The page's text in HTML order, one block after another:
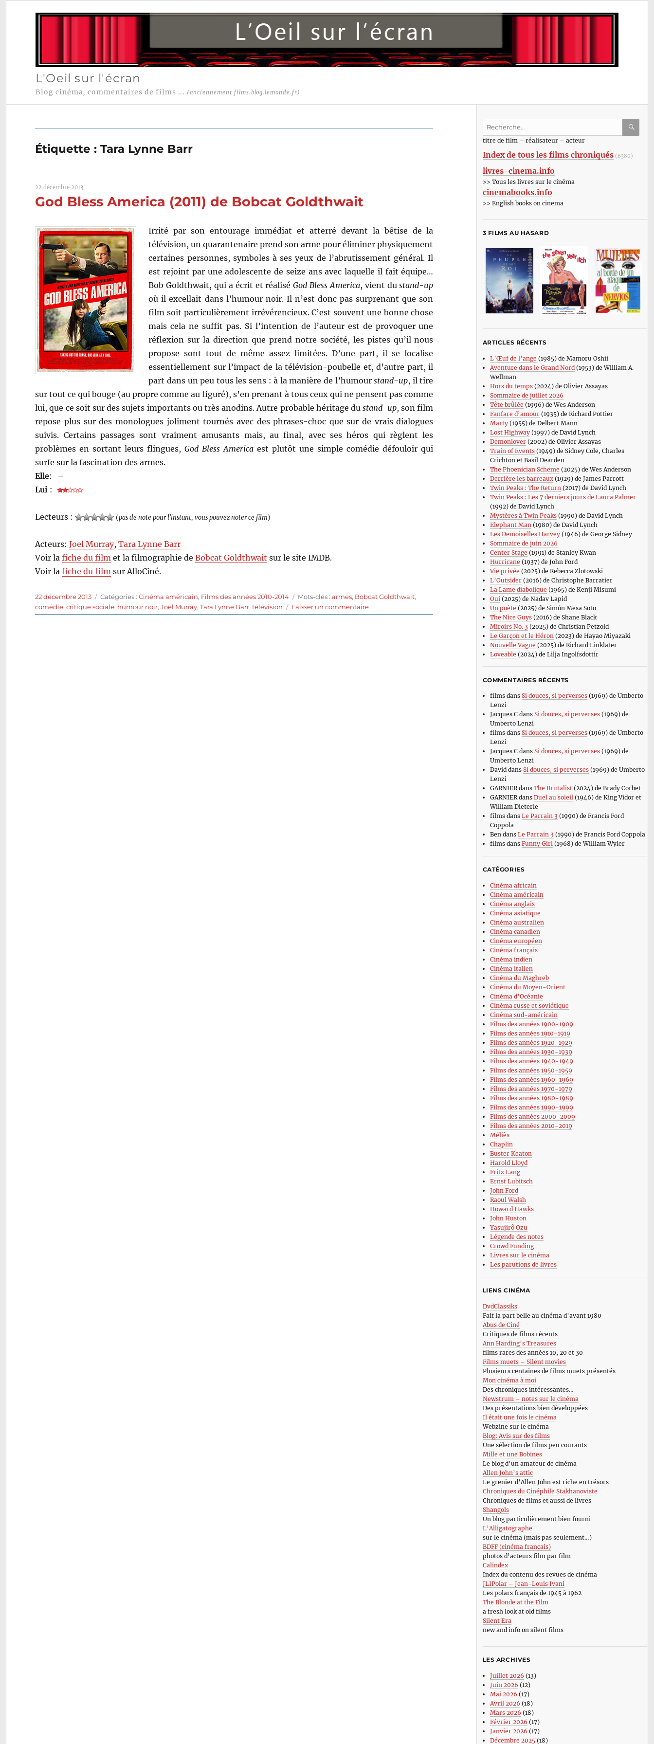
L'Oeil sur l'écran
Blog cinéma, commentaires de films ... (anciennement films.blog.lemonde.fr)
Étiquette :Tara Lynne Barr
22 décembre 2013
God Bless America (2011) de Bobcat Goldthwait
Irrité par son entourage immédiat et atterré devant la bêtise de la
télévision, un quarantenaire prend son arme pour éliminer physiquement
certaines personnes, symboles à ses yeux de l’abrutissement général. Il
est rejoint par une adolescente de seize ans avec laquelle il fait équipe…
Bob Goldthwait, qui a écrit et réaliséGod Bless America, vient dustand-up
où il excellait dans l’humour noir. Il n’est donc pas surprenant que son
film soit particulièrement irrévérencieux. C’est souvent une bonne chose
mais cela ne suffit pas. Si l’intention de l’auteur est de provoquer une
réflexion sur la direction que prend notre société, les pistes qu’il nous
propose sont tout de même assez limitées. D’une part, il se focalise
essentiellement sur l’impact de la télévision-poubelle et, d’autre part, il
part dans un peu tous les sens : à la manière de l’humourstand-up, il tire
sur tout ce qui bouge (au propre comme au figuré), s’en prenant à tous ceux qui ne pensent pas comme
lui, que ce soit sur des sujets importants ou très anodins. Autre probable héritage dustand-up, son film
repose plus sur des monologues joliment tournés avec des phrases-choc que sur de vrais dialogues
suivis. Certains passages sont vraiment amusants mais, au final, avec ses héros qui règlent les
problèmes en sortant leurs flingues,God Bless America est plutôt une simple comédie défouloir qui
surfe sur la fascination des armes.
Elle:
–
Lui :
Lecteurs : (pas de note pour l'instant, vous pouvez noter ce film)
Acteurs:Joel Murray,Tara Lynne Barr
Voir lafiche du film et la filmographie deBobcat Goldthwait sur le site IMDB.
Voir lafiche du film sur AlloCiné.
Publié
le
22 décembre 2013 Catégories
Catégories :Cinéma américain, Films des années 2010-2014 Étiquettes
Mots-clés :armes, Bobcat Goldthwait,
comédie,critique sociale, humour noir,Joel Murray,Tara Lynne Barr,télévision Laisser un commentairesur
God
Recherche
:titre de film – réalisateur – acteur
Index de tous les films chroniqués (6380)
livres-cinema.info
>> Tous les livres sur le cinéma
cinemabooks.info
>> English books on cinema
3 FILMS AU HASARD
ARTICLES RÉCENTS
L’Œuf de l’ange (1985) de Mamoru Oshii
Aventure dans le Grand Nord(1953) de William A.
Wellman
Hors du temps(2024) de Olivier Assayas
Sommaire de juillet 2026
Tête brûlée (1996) de Wes Anderson
Fanfare d’amour(1935) de Richard Pottier
Marty(1955) de Delbert Mann
Lost Highway(1997) de David Lynch
Demonlover(2002) de Olivier Assayas
Train of Events(1949) de Sidney Cole, Charles
Crichton et Basil Dearden
The Phoenician Scheme (2025) de Wes Anderson
Derrière les barreaux(1929) de James Parrott
Twin Peaks : The Return (2017) de David Lynch
Twin Peaks : Les 7 derniers jours de Laura Palmer
(1992) de David Lynch
Mystères à Twin Peaks(1990) de David Lynch
Elephant Man (1980) de David Lynch
Les Demoiselles Harvey(1946) de George Sidney
Sommaire de juin 2026
Center Stage (1991) de Stanley Kwan
Hurricane (1937) de John Ford
Vie privée (2025) de Rebecca Zlotowski
L’Outsider(2016) de Christophe Barratier
La Lame diabolique (1965) de Kenji Misumi
Oui (2025) de Nadav Lapid
Un poète (2025) de Simón Mesa Soto
The Nice Guys(2016) de Shane Black
Miroirs No. 3 (2025) de Christian Petzold
Le Garçon et le Héron (2023) de Hayao Miyazaki
Nouvelle Vague (2025) de Richard Linklater
Loveable (2024) de Lilja Ingolfsdottir
COMMENTAIRES RÉCENTS
filmsdans Si douces, si perverses(1969) de Umberto
Lenzi
Jacques Cdans Si douces, si perverses(1969) de
Umberto Lenzi
filmsdans Si douces, si perverses(1969) de Umberto
Lenzi
Jacques Cdans Si douces, si perverses(1969) de
Umberto Lenzi
Daviddans Si douces, si perverses(1969) de Umberto
Lenzi
GARNIERdans The Brutalist(2024) de Brady Corbet
GARNIERdans Duel au soleil(1946) de King Vidor et
William Dieterle
filmsdans Le Parrain 3 (1990) de Francis Ford
Coppola
Bendans Le Parrain 3 (1990) de Francis Ford Coppola
filmsdans Funny Girl(1968) de William Wyler
CATÉGORIES
Cinéma africain
Cinéma américain
Cinéma anglais
Cinéma asiatique
Cinéma australien
Cinéma canadien
Cinéma européen
Cinéma français
Cinéma indien
Cinéma italien
Cinéma du Maghreb
Cinéma du Moyen-Orient
Cinéma d’Océanie
Cinéma russe et soviétique
Cinéma sud-américain
Films des années 1900-1909
Films des années 1910-1919
Films des années 1920-1929
Films des années 1930-1939
Films des années 1940-1949
Films des années 1950-1959
Films des années 1960-1969
Films des années 1970-1979
Films des années 1980-1989
Films des années 1990-1999
Films des années 2000-2009
Films des années 2010-2019
Méliès
Chaplin
Buster Keaton
Harold Lloyd
Fritz Lang
Ernst Lubitsch
John Ford
Raoul Walsh
Howard Hawks
John Huston
Yasujirô Ozu
Légende des notes
Crowd Funding
Livres sur le cinéma
Les parutions de livres
LIENS CINÉMA
DvdClassiks
Fait la part belle au cinéma d’avant 1980
Abus de Ciné
Critiques de films récents
Ann Harding’s Treasures
films rares des années 10, 20 et 30
Films muets – Silent movies
Plusieurs centaines de films muets présentés
Mon cinéma à moi
Des chroniques intéressantes…
Newstrum – notes sur le cinéma
Des présentations bien développées
Il était une fois le cinéma
Webzine sur le cinéma
Blog: Avis sur des films
Une sélection de films peu courants
Mille et une Bobines
Le blog d’un amateur de cinéma
Allen John’s attic
Le grenier d’Allen John est riche en trésors
Chroniques du Cinéphile Stakhanoviste
Chroniques de films et aussi de livres
Shangols
Un blog particulièrement bien fourni
L’Alligatographe
sur le cinéma (mais pas seulement…)
BDFF (cinéma français)
photos d’acteurs film par film
Calindex
Index du contenu des revues de cinéma
JLIPolar – Jean-Louis Ivani
Les polars français de 1945 à 1962
The Blonde at the Film
a fresh look at old films
Silent Era
new and info on silent films
LES ARCHIVES
Juillet 2026 (13)
Juin 2026 (12)
Mai 2026 (17)
Avril 2026 (18)
Mars 2026 (18)
Février 2026 (17)
Janvier 2026 (17)
Décembre 2025(18)